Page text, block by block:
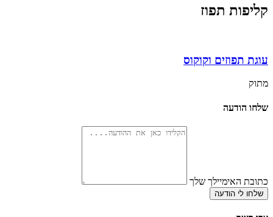
קליפות תפוז
עוגת תפוזים וקוקוס
מתוק
שלחו הודעה
כתובת האימיילך שלך
שלחו לי הודעה